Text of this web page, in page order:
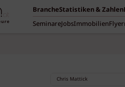
BrancheStatistiken & Zahlen
SeminareJobsImmobilien